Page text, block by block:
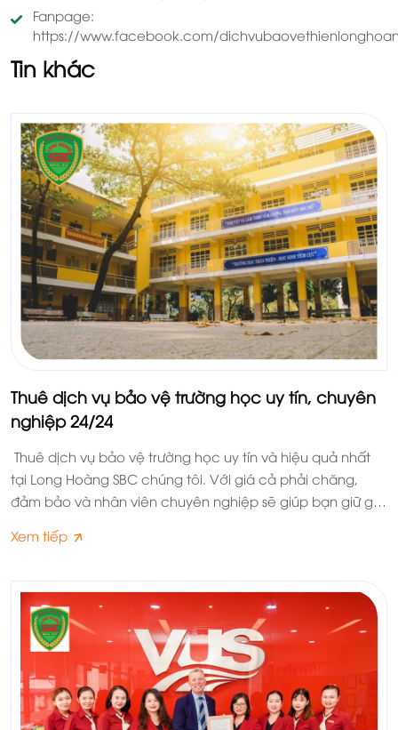
Fanpage:
https://www.facebook.com/
Tin khác
Thuê dịch vụ bảo vệ trường học uy tín, chuyên
nghiệp 24/24
Thuê dịch vụ bảo vệ trường học uy tín và hiệu quả nhất
tại Long Hoàng SBC chúng tôi. Với giá cả phải chăng,
đảm bảo và nhân viên chuyên nghiệp sẽ giúp bạn giữ gìn
Xem tiếp